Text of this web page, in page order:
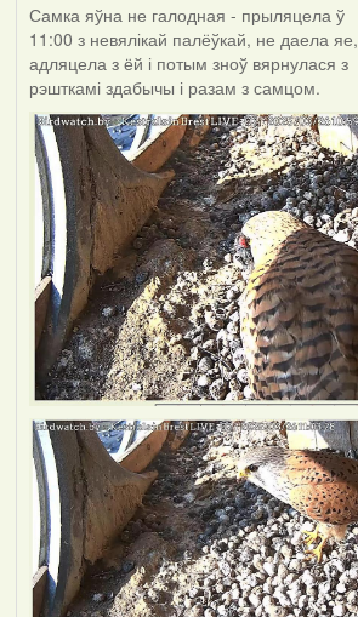
Самка яўна не галодная - прыляцела ў
11:00 з невялікай палёўкай, не даела яе,
адляцела з ёй і потым зноў вярнулася з
рэшткамі здабычы і разам з самцом.